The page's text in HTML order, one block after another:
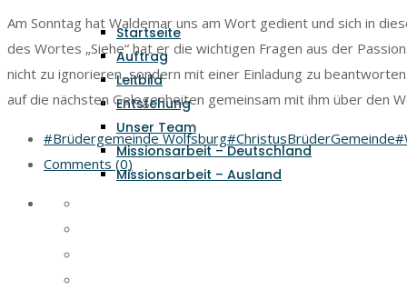
Startseite
Auftrag
Leitbild
Entstehung
Unser Team
Missionsarbeit – Deutschland
Missionsarbeit – Ausland
Am Sonntag hat Waldemar uns am Wort gedient und sich in
des Wortes „Siehe“ hat er die wichtigen Fragen aus der
nicht zu ignorieren, sondern mit einer Einladung zu
auf die nächsten Gelegenheiten gemeinsam mit ihm über den
#Brüdergemeinde Wolfsburg#ChristusBrüderGemeinde
Comments (0)